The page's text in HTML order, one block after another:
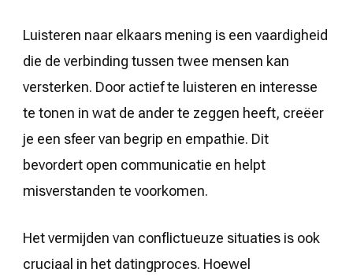
Luisteren naar elkaars mening is een vaardigheid
die de verbinding tussen twee mensen kan
versterken. Door actief te luisteren en interesse
te tonen in wat de ander te zeggen heeft, creëer
je een sfeer van begrip en empathie. Dit
bevordert open communicatie en helpt
misverstanden te voorkomen.
Het vermijden van conflictueuze situaties is ook
cruciaal in het datingproces. Hoewel